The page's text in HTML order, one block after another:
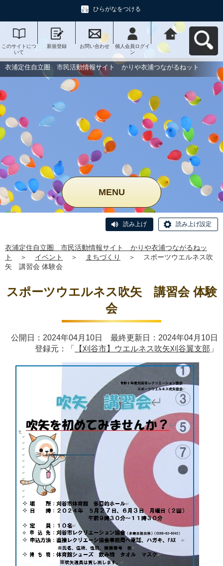
ひらがなをつける
このサイトにつ
いて
新規登録 お問い合わせ
個人会員ログイ
ン
衣浦定住自立
圏 市民活動情
報サイト かり
や衣浦つながる
ねットへ戻る
衣浦定住自立圏 市民活動情報サイト かりや衣浦つながるねット
MENU
読み上げ 読み上げ設定
衣浦定住自立圏 市民活動情報サイト かりや衣浦つながるねッ
ト
＞ イベント ＞ まちづくり ＞
スポーツウエルネス吹
矢 講習会 体験会
スポーツウエルネス吹矢 講習会 体験
会
公開日：2024年04月10日 最終更新日：2024年04月10日
登録元：「
【刈谷市】ウエルネス吹矢刈谷翼支部 」